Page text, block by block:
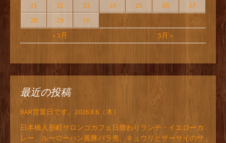
« 3月 5月 »
21
22 23 24 25 26
27
28
29 30
最近の投稿
BAR営業日です。2026.8.6（木）
日本橋人形町サロンゴカフェ日替わりランチ・イエローカ
レー、ルーローハン風豚バラ煮、キュウリとザーサイのサ